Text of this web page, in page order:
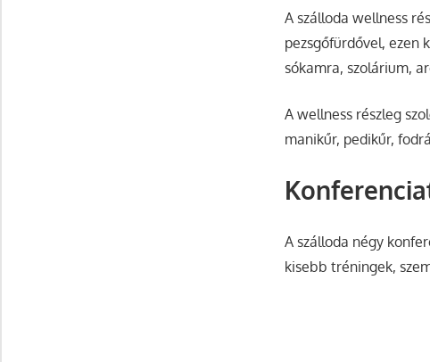
A szálloda wellness
pezsgőfürdővel, ezen
sókamra, szolárium,
A wellness részleg
manikűr, pedikűr,
A szálloda négy
kisebb tréningek,